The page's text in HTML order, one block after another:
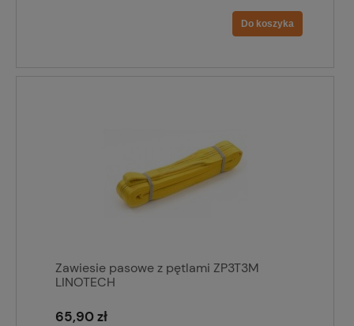
Do koszyka
Zawiesie pasowe z pętlami ZP3T3M
LINOTECH
65,90 zł